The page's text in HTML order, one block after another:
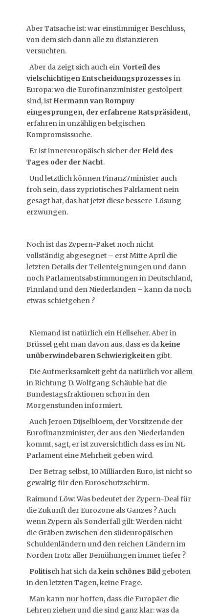
Aber Tatsache ist: war einstimmiger Beschluss,
von dem sich dann alle zu distanzieren
versuchten.
Aber da zeigt sich auch einVorteil des
vielschichtigen Entscheidungsprozesses in
Europa: wo die Eurofinanzminister gestolpert
sind, ist Hermann van Rompuy
eingesprungen, der erfahrene Ratspräsident,
erfahren in unzähligen belgischen
Kompromsissuche.
Er ist innereuropäisch sicher der Held des
Tages oder der Nacht.
Und letztlich können Finanz7minister auch
froh sein, dass zypriotisches Palrlament nein
gesagt hat, das hat jetzt diese bessere Lösung
erzwungen.
Noch ist das Zypern-Paket noch nicht
vollständig abgesegnet – erst Mitte April die
letzten Details der Teilenteignungen und dann
noch Parlamentsabstimmungen in Deutschland,
Finnland und den Niederlanden – kann da noch
etwas schiefgehen ?
Niemand ist natürlich ein Hellseher. Aber in
Brüssel geht man davon aus, dass es dakeine
unüberwindebaren Schwierigkeiten gibt.
Die Aufmerksamkeit geht da natürlich vor allem
in Richtung D. Wolfgang Schäuble hat die
Bundestagsfraktionen schon in den
Morgenstunden informiert.
Auch Jeroen Dijselbloem, der Vorsitzende der
Eurofinanzminister, der aus den Niederlanden
kommt, sagt, er ist zuversichtlich dass es im NL
Parlament eine Mehrheit geben wird.
Der Betrag selbst, 10 Milliarden Euro, ist nicht so
gewaltig für den Euroschutzschirm.
Raimund Löw: Was bedeutet der Zypern-Deal für
die Zukunft der Eurozone als Ganzes ? Auch
wenn Zypern als Sonderfall gilt: Werden nicht
die Gräben zwischen den südeuropäischen
Schuldenländern und den reichen Ländern im
Norden trotz aller Bemühungen immer tiefer ?
Politisch hat sich dakein schönes Bild geboten
in den letzten Tagen, keine Frage.
Man kann nur hoffen, dass die Europäer die
Lehren ziehen und die sind ganz klar: was da